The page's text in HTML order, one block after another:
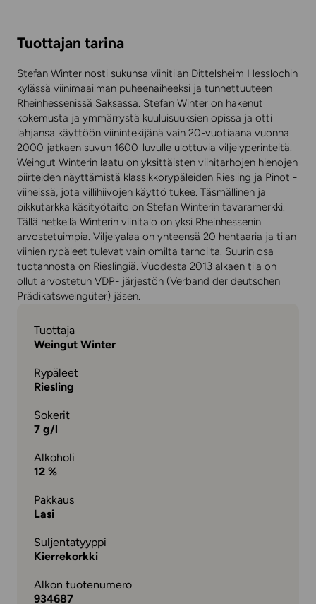
Tuottajan tarina
Stefan Winter nosti sukunsa viinitilan Dittelsheim Hesslochin
kylässä viinimaailman puheenaiheeksi ja tunnettuuteen
Rheinhessenissä Saksassa. Stefan Winter on hakenut
kokemusta ja ymmärrystä kuuluisuuksien opissa ja otti
lahjansa käyttöön viinintekijänä vain 20-vuotiaana vuonna
2000 jatkaen suvun 1600-luvulle ulottuvia viljelyperinteitä.
Weingut Winterin laatu on yksittäisten viinitarhojen hienojen
piirteiden näyttämistä klassikkorypäleiden Riesling ja Pinot -
viineissä, jota villihiivojen käyttö tukee. Täsmällinen ja
pikkutarkka käsityötaito on Stefan Winterin tavaramerkki.
Tällä hetkellä Winterin viinitalo on yksi Rheinhessenin
arvostetuimpia. Viljelyalaa on yhteensä 20 hehtaaria ja tilan
viinien rypäleet tulevat vain omilta tarhoilta. Suurin osa
tuotannosta on Rieslingiä. Vuodesta 2013 alkaen tila on
ollut arvostetun VDP- järjestön (Verband der deutschen
Prädikatsweingüter) jäsen.
Tuottaja
Weingut Winter
Rypäleet
Riesling
Sokerit
7 g/l
Alkoholi
12 %
Pakkaus
Lasi
Suljentatyyppi
Kierrekorkki
Alkon tuotenumero
934687